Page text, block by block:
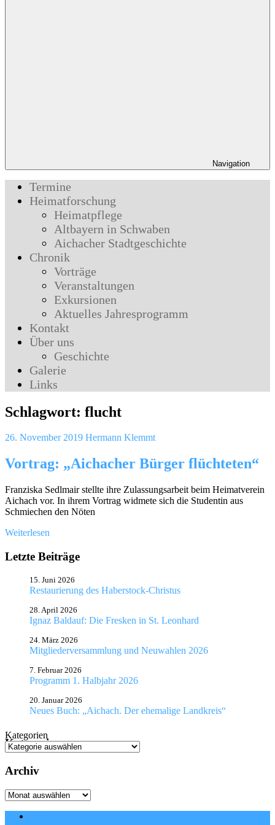
Navigation
Termine
Heimatforschung
Heimatpflege
Altbayern in Schwaben
Aichacher Stadtgeschichte
Chronik
Vorträge
Veranstaltungen
Exkursionen
Aktuelles Jahresprogramm
Kontakt
Über uns
Geschichte
Galerie
Links
Schlagwort: flucht
26. November 2019 Hermann Klemmt
Vortrag: „Aichacher Bürger flüchteten“
Franziska Sedlmair stellte ihre Zulassungsarbeit beim Heimatverein
Aichach vor. In ihrem Vortrag widmete sich die Studentin aus
Schmiechen den Nöten
Weiterlesen
Letzte Beiträge
Restaurierung des Haberstock-Christus
15. Juni 2026
Ignaz Baldauf: Die Fresken in St. Leonhard
28. April 2026
Mitgliederversammlung und Neuwahlen 2026
24. März 2026
Programm 1. Halbjahr 2026
7. Februar 2026
Neues Buch: „Aichach. Der ehemalige Landkreis“
20. Januar 2026
Kategorien
Kategorien
Archiv
Archiv